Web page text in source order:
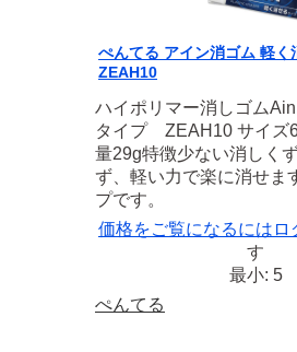
ぺんてる アイン消ゴム 軽く
ZEAH10
ハイポリマー消しゴム
タイプ ZEAH10 サイズ
量29g特徴少ない消しく
ず、軽い力で楽に消せま
プです。
価格をご覧になるには ロ
す
最小: 5
ぺんてる